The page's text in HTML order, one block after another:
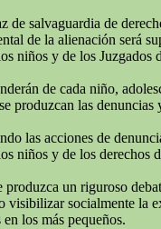
de salvaguardia de
de la alienación será
niños y de los Juzgados
de cada niño,
produzcan las
las acciones de
niños y de los derechos
produzca un riguroso
socialmente
los más pequeños.